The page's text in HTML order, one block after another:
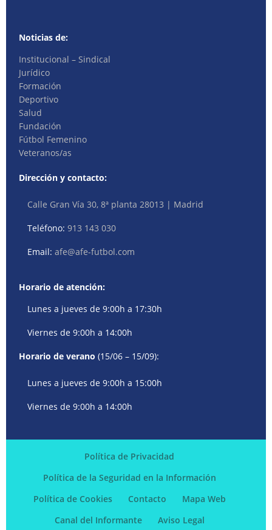
Noticias de:
Institucional – Sindical
Jurídico
Formación
Deportivo
Salud
Fundación
Fútbol Femenino
Veteranos/as
Dirección y contacto:
Calle Gran Vía 30, 8ª planta 28013 | Madrid
Teléfono:913 143 030
Email:afe@afe-futbol.com
Horario de atención:
Lunes a jueves de 9:00h a 17:30h
Viernes de 9:00h a 14:00h
Horario de verano (15/06 – 15/09):
Lunes a jueves de 9:00h a 15:00h
Viernes de 9:00h a 14:00h
Política de Privacidad
Política de la Seguridad en la Información
Política de Cookies
Contacto
Mapa Web
Canal del Informante
Aviso Legal